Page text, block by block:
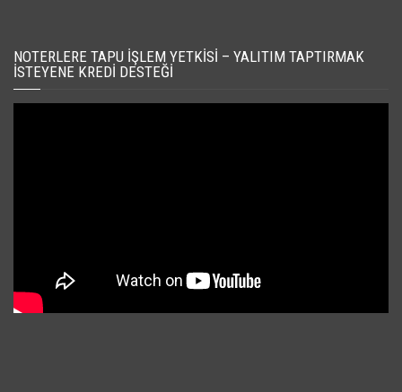
NOTERLERE TAPU İŞLEM YETKISI – YALITIM TAPTIRMAK
İSTEYENE KREDI DESTEĞI